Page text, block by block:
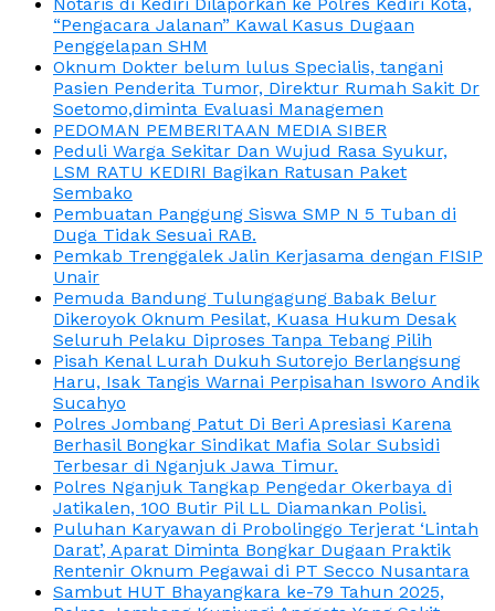
“Pengacara Jalanan” Kawal Kasus Dugaan
Penggelapan SHM
Oknum Dokter belum lulus Specialis, tangani
Pasien Penderita Tumor, Direktur Rumah Sakit Dr
Soetomo,diminta Evaluasi Managemen
PEDOMAN PEMBERITAAN MEDIA SIBER
Peduli Warga Sekitar Dan Wujud Rasa Syukur,
LSM RATU KEDIRI Bagikan Ratusan Paket
Sembako
Pembuatan Panggung Siswa SMP N 5 Tuban di
Duga Tidak Sesuai RAB.
Pemkab Trenggalek Jalin Kerjasama dengan FISIP
Unair
Pemuda Bandung Tulungagung Babak Belur
Dikeroyok Oknum Pesilat, Kuasa Hukum Desak
Seluruh Pelaku Diproses Tanpa Tebang Pilih
Pisah Kenal Lurah Dukuh Sutorejo Berlangsung
Haru, Isak Tangis Warnai Perpisahan Isworo Andik
Sucahyo
Polres Jombang Patut Di Beri Apresiasi Karena
Berhasil Bongkar Sindikat Mafia Solar Subsidi
Terbesar di Nganjuk Jawa Timur.
Polres Nganjuk Tangkap Pengedar Okerbaya di
Jatikalen, 100 Butir Pil LL Diamankan Polisi.
Puluhan Karyawan di Probolinggo Terjerat ‘Lintah
Darat’, Aparat Diminta Bongkar Dugaan Praktik
Rentenir Oknum Pegawai di PT Secco Nusantara
Sambut HUT Bhayangkara ke-79 Tahun 2025,